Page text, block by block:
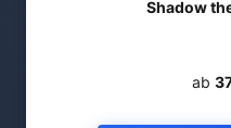
Shadow
ab